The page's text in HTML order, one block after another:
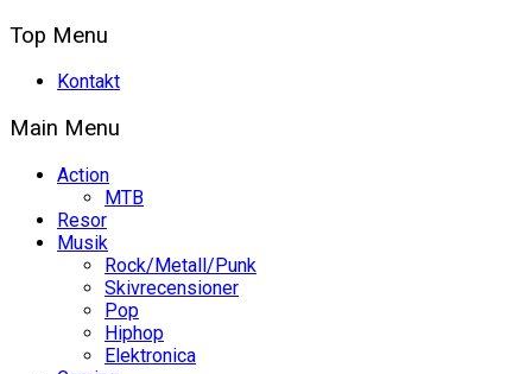
Top Menu
Kontakt
Main Menu
Action
MTB
Resor
Musik
Rock/Metall/Punk
Skivrecensioner
Pop
Hiphop
Elektronica